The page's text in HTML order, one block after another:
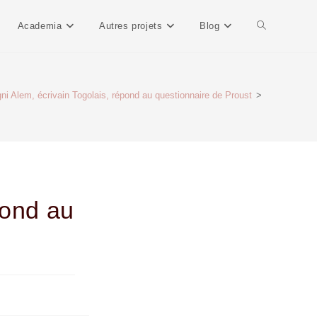
Academia Autres projets Blog
Alem, écrivain Togolais, répond au questionnaire de Proust >
au